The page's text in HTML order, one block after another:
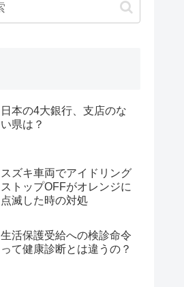
日本の4大銀行、支店のな
い県は？
スズキ車両でアイドリング
ストップOFFがオレンジに
点滅した時の対処
生活保護受給への検診命令
って健康診断とは違うの？